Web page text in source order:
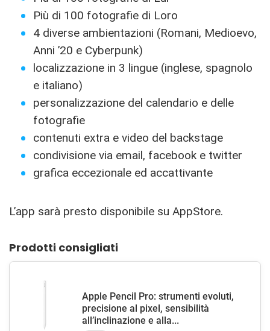
Più di 100 fotografie di Loro
4 diverse ambientazioni (Romani, Medioevo,
Anni ’20 e Cyberpunk)
localizzazione in 3 lingue (inglese, spagnolo
e italiano)
personalizzazione del calendario e delle
fotografie
contenuti extra e video del backstage
condivisione via email, facebook e twitter
grafica eccezionale ed accattivante
L’app sarà presto disponibile su AppStore.
Prodotti consigliati
Apple Pencil Pro: strumenti evoluti,
precisione al pixel, sensibilità
all’inclinazione e alla...